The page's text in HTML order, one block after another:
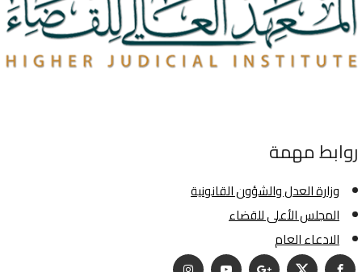
روابط مهمة
وزارة العدل والشؤون القانونية
المجلس الأعلى للقضاء
الادعاء العام